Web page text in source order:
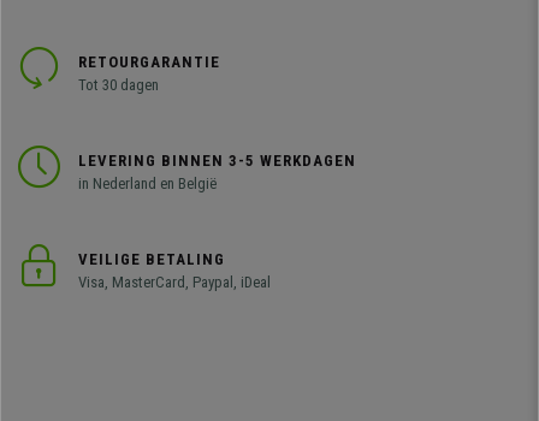
RETOURGARANTIE
Tot 30 dagen
LEVERING BINNEN 3-5 WERKDAGEN
in Nederland en België
VEILIGE BETALING
Visa, MasterCard, Paypal, iDeal